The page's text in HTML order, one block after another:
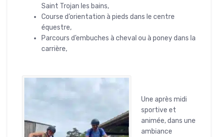
Saint Trojan les bains,
Course d’orientation à pieds dans le centre
équestre,
Parcours d’embuches à cheval ou à poney dans la
carrière,
Une après midi
sportive et
animée, dans une
ambiance